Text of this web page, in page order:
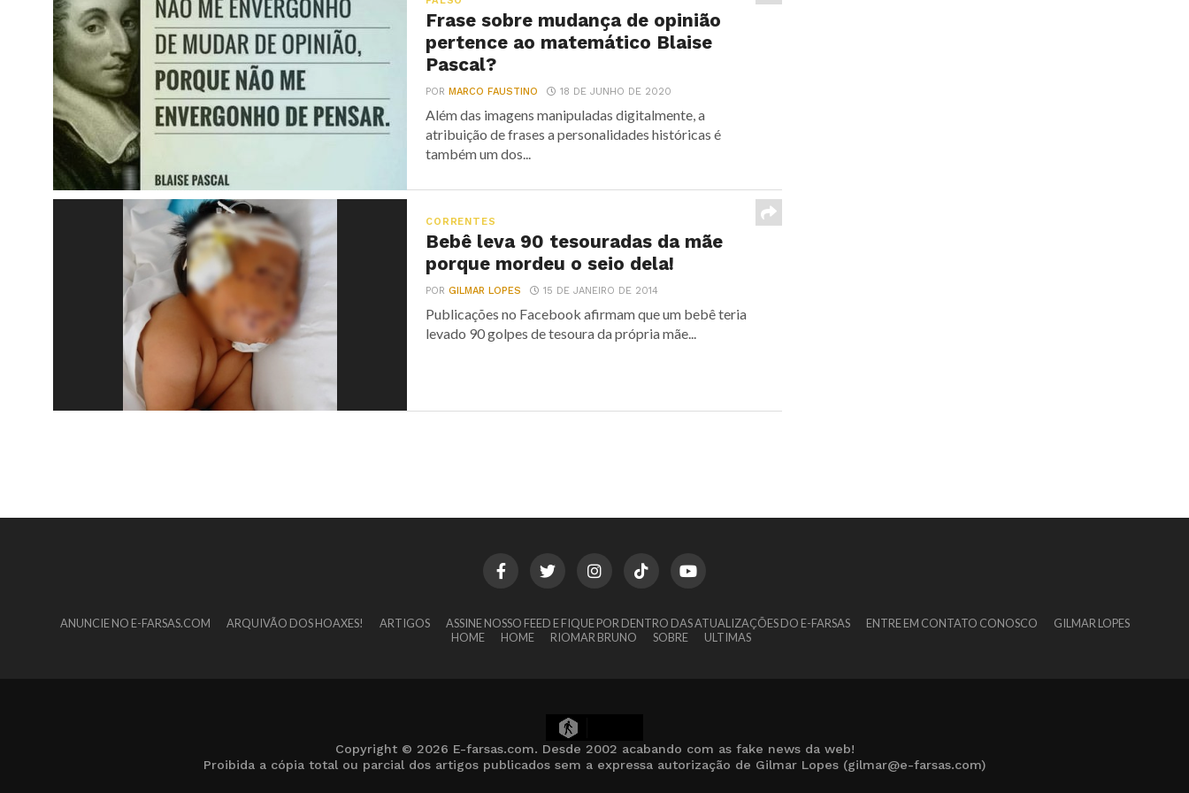
Frase sobre mudança de opinião
pertence ao matemático Blaise
Pascal?
PORMARCO FAUSTINO 18 DE JUNHO DE 2020
Além das imagens manipuladas digitalmente, a
atribuição de frases a personalidades históricas é
também um dos...
CORRENTES
Bebê leva 90 tesouradas da mãe
porque mordeu o seio dela!
PORGILMAR LOPES 15 DE JANEIRO DE 2014
Publicações no Facebook afirmam que um bebê teria
levado 90 golpes de tesoura da própria mãe...
ANUNCIE NO E-FARSAS.COM ARQUIVÃO DOS HOAXES! ARTIGOS ASSINE NOSSO FEED E FIQUE POR DENTRO DAS ATUALIZAÇÕES DO E-FARSAS ENTRE EM CONTATO CONOSCO
GILMAR LOPES
HOME
HOME RIOMAR BRUNO SOBRE ULTIMAS
Copyright © 2026 E-farsas.com. Desde 2002 acabando com as fake news da web!
Proibida a cópia total ou parcial dos artigos publicados sem a expressa autorização de Gilmar Lopes (gilmar@e-farsas.com)